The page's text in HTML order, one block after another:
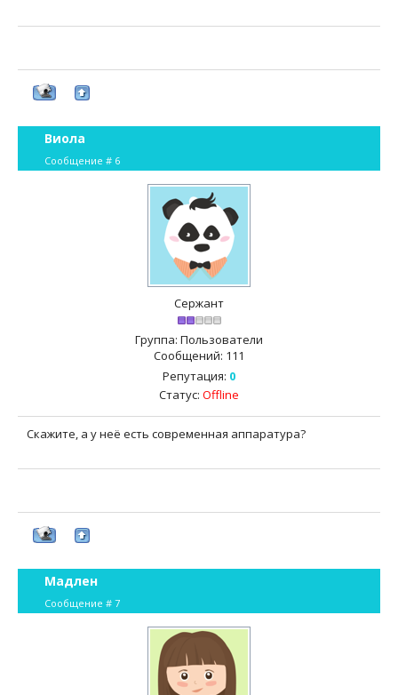
Виола
Сообщение # 6
Сержант
Группа: Пользователи
Сообщений: 111
Репутация: 0
Статус: Offline
Скажите, а у неё есть современная аппаратура?
Мадлен
Сообщение # 7